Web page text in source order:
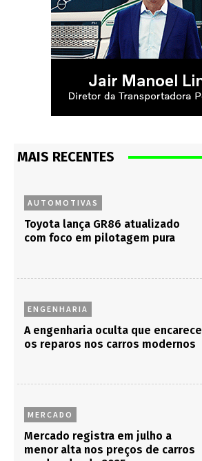
MAIS RECENTES
AUTOMOTIVAS
Toyota lança GR86 atualizado
com foco em pilotagem pura
ENGENHARIA
A engenharia oculta que encarece
os reparos nos carros modernos
MERCADO
Mercado registra em julho a
menor alta nos preços de carros